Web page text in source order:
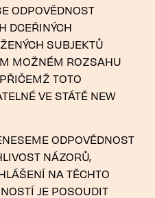
ODPOVĚDNOST
DCEŘINÝCH
SUBJEKTŮ
MOŽNÉM ROZSAHU
TOTO
VE STÁTĚ NEW
ODPOVĚDNOST
NÁZORŮ,
NA TĚCHTO
JE POSOUDIT